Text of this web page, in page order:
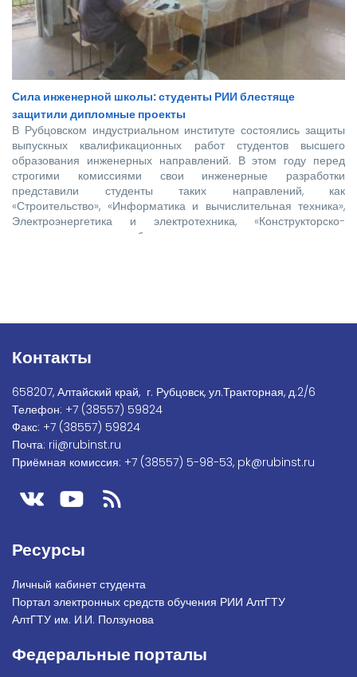
Сила инженерной школы: студенты РИИ блестяще
защитили дипломные проекты
В Рубцовском индустриальном институте состоялись защиты
выпускных квалификационных работ студентов высшего
образования инженерных направлений. В этом году перед
строгими комиссиями свои инженерные разработки
представили студенты таких направлений, как
«Строительство», «Информатика и вычислительная техника»,
Электроэнергетика и электротехника, «Конструкторско-
технологическое обеспечение машиностроительных
Контакты
658207, Алтайский край, г. Рубцовск, ул.Тракторная, д.2/6
Телефон: +7 (38557) 59824
Факс: +7 (38557) 59824
Почта: rii@rubinst.ru
Приёмная комиссия: +7 (38557) 5-98-53, pk@rubinst.ru
Ресурсы
Личный кабинет студента
Портал электронных средств обучения РИИ АлтГТУ
АлтГТУ им. И.И. Ползунова
Федеральные порталы